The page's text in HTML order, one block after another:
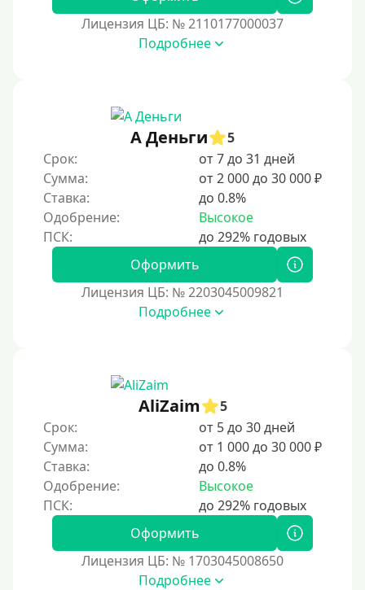
30 дней без процентов
4 месяца
5 месяцев
На полгода
180 дней
5 лет
Краткосрочные
Долгосрочные
Принятие решения
За 1 минуту
Лицензия ЦБ: № 2110177000037
Подробнее
А Деньги
5
Срок:
от 7 до 31 дней
Сумма:
от 2 000 до 30 000 ₽
Ставка:
до 0.8%
Одобрение:
Высокое
Оформить
Лицензия ЦБ: № 2203045009821
Подробнее
AliZaim
5
Срок:
от 5 до 30 дней
Сумма:
от 1 000 до 30 000 ₽
Ставка:
до 0.8%
Одобрение:
Высокое
Оформить
Лицензия ЦБ: № 1703045008650
Подробнее